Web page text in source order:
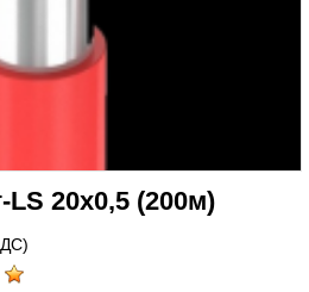
20х0,5 (200м)